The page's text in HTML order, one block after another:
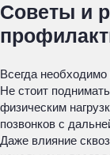
Советы и
Всегда
Не стоит
физическим
позвонков с
Даже влияние